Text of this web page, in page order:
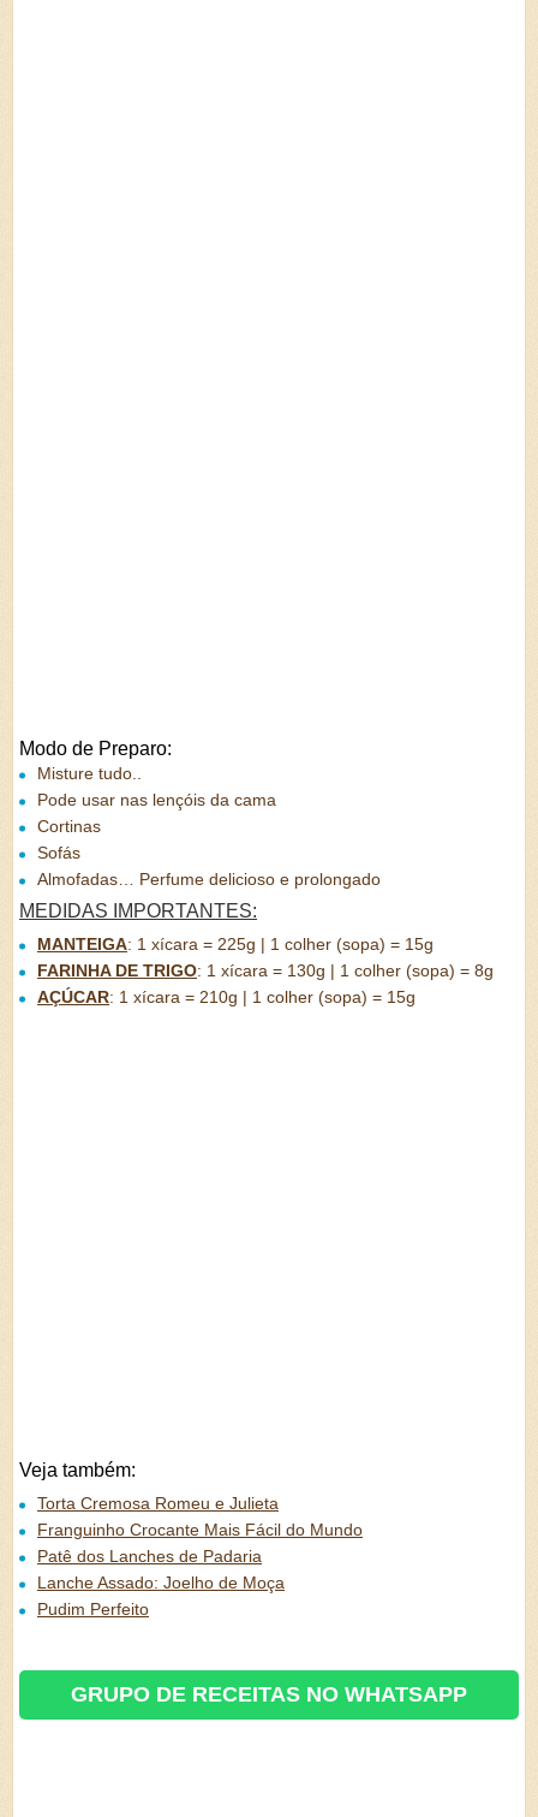
Modo de Preparo:
Misture tudo..
Pode usar nas lençóis da cama
Cortinas
Sofás
Almofadas… Perfume delicioso e prolongado
MEDIDAS IMPORTANTES:
MANTEIGA: 1 xícara = 225g | 1 colher (sopa) = 15g
FARINHA DE TRIGO: 1 xícara = 130g | 1 colher (sopa) = 8g
AÇÚCAR: 1 xícara = 210g | 1 colher (sopa) = 15g
Veja também:
Torta Cremosa Romeu e Julieta
Franguinho Crocante Mais Fácil do Mundo
Patê dos Lanches de Padaria
Lanche Assado: Joelho de Moça
Pudim Perfeito
GRUPO DE RECEITAS NO WHATSAPP